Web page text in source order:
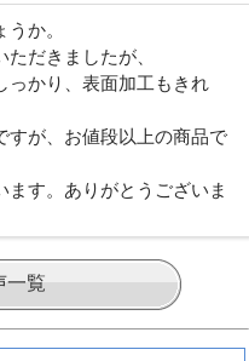
か。
だきましたが、
っかり、表面加工もきれ
すが、お値段以上の商品で
ます。ありがとうございま
一覧